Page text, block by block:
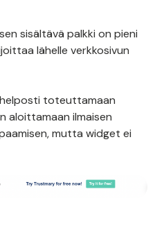
sisältävä palkki on pieni
lähelle verkkosivun
toteuttamaan
aloittamaan ilmaisen
mutta widget ei